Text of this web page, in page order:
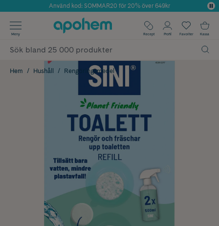
Årets Butik 2025 inom Skönhet
Använd kod: SOMMAR20 för 20% över 649kr
✓ Fri frakt
✓ Poäng på alla köp*
Meny Recept Profil Favoriter Kassa
Hem Hushåll Rengöringsmedel